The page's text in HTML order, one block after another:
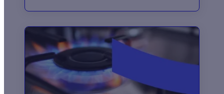
bâtiment, comment allez-vous être
impactés ? On vous dit tout ce que vous
devez savoir sur la facturation
électronique.